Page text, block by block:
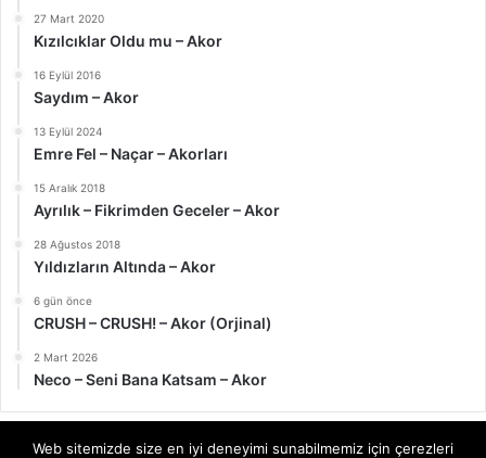
27 Mart 2020
Kızılcıklar Oldu mu – Akor
16 Eylül 2016
Saydım – Akor
13 Eylül 2024
Emre Fel – Naçar – Akorları
15 Aralık 2018
Ayrılık – Fikrimden Geceler – Akor
28 Ağustos 2018
Yıldızların Altında – Akor
6 gün önce
CRUSH – CRUSH! – Akor (Orjinal)
2 Mart 2026
Neco – Seni Bana Katsam – Akor
Web sitemizde size en iyi deneyimi sunabilmemiz için çerezleri